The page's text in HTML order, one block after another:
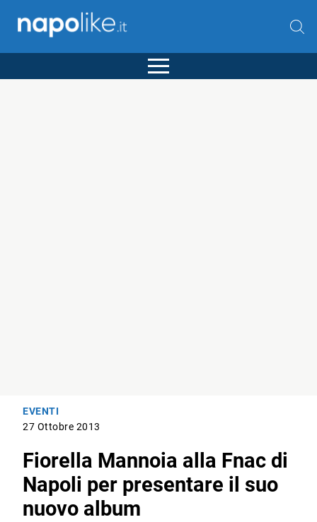
EVENTI
27 Ottobre 2013
Fiorella Mannoia alla Fnac di
Napoli per presentare il suo
nuovo album